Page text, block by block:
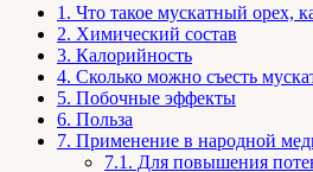
1. Что такое мускатный орех,
2. Химический состав
3. Калорийность
4. Сколько можно съесть
5. Побочные эффекты
6. Польза
7. Применение в народной
7.1. Для повышения